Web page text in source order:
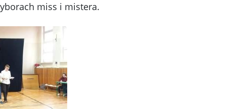
miss i mistera.